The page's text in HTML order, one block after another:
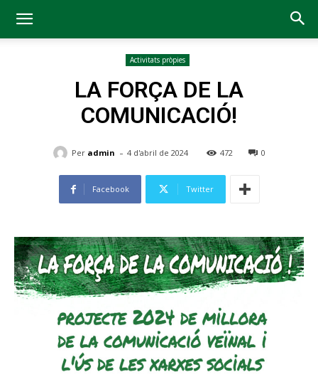
Activitats pròpies
LA FORÇA DE LA
COMUNICACIÓ!
Per admin - 4 d'abril de 2024 472 0
Facebook Twitter